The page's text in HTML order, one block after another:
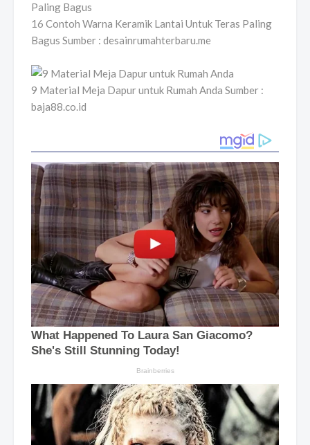
16 Contoh Warna Keramik Lantai Untuk Teras Paling
Bagus Sumber : desainrumahterbaru.me
9 Material Meja Dapur untuk Rumah Anda Sumber :
baja88.co.id